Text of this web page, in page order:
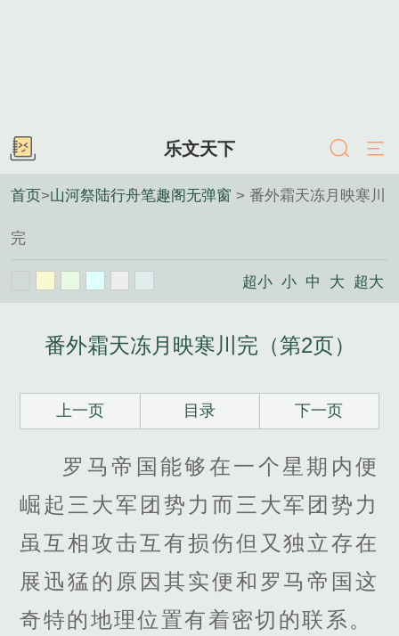
乐文天下
首页>山河祭陆行舟笔趣阁无弹窗 > 番外霜天冻月映寒川
完
超小 小 中 大 超大
番外霜天冻月映寒川完（第2页）
上一页 目录 下一页
罗马帝国能够在一个星期内便
崛起三大军团势力而三大军团势力
虽互相攻击互有损伤但又独立存在
展迅猛的原因其实便和罗马帝国这
奇特的地理位置有着密切的联系。